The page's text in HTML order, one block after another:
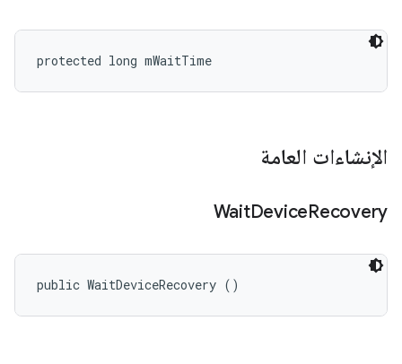
protected long mWaitTime
الإنشاءات العامة
WaitDeviceRecovery
public WaitDeviceRecovery ()